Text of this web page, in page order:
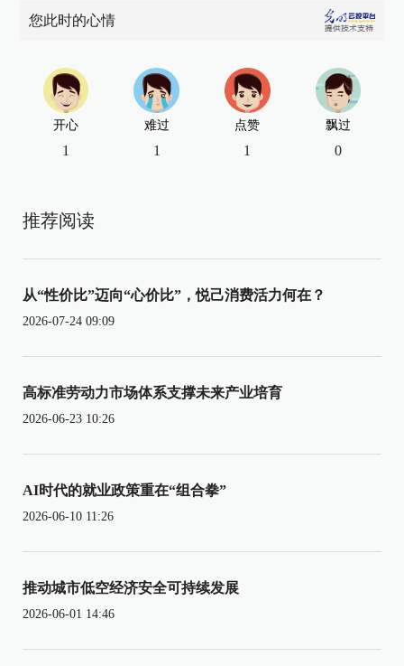
您此时的心情
开心
1
难过
1
点赞
1
飘过
0
推荐阅读
从“性价比”迈向“心价比”，悦己消费活力何在？
2026-07-24 09:09
高标准劳动力市场体系支撑未来产业培育
2026-06-23 10:26
AI时代的就业政策重在“组合拳”
2026-06-10 11:26
推动城市低空经济安全可持续发展
2026-06-01 14:46